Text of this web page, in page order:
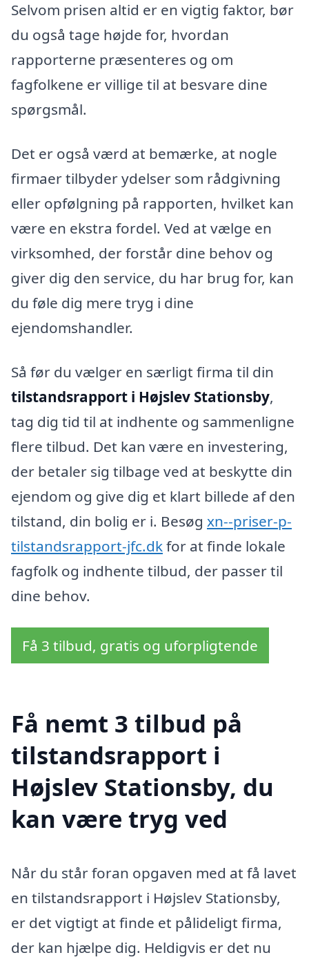
Selvom prisen altid er en vigtig faktor, bør
du også tage højde for, hvordan
rapporterne præsenteres og om
fagfolkene er villige til at besvare dine
spørgsmål.
Det er også værd at bemærke, at nogle
firmaer tilbyder ydelser som rådgivning
eller opfølgning på rapporten, hvilket kan
være en ekstra fordel. Ved at vælge en
virksomhed, der forstår dine behov og
giver dig den service, du har brug for, kan
du føle dig mere tryg i dine
ejendomshandler.
Så før du vælger en særligt firma til din
tilstandsrapport i Højslev Stationsby,
tag dig tid til at indhente og sammenligne
flere tilbud. Det kan være en investering,
der betaler sig tilbage ved at beskytte din
ejendom og give dig et klart billede af den
tilstand, din bolig er i. Besøg xn--priser-p-
tilstandsrapport-jfc.dkfor at finde lokale
fagfolk og indhente tilbud, der passer til
dine behov.
Få 3 tilbud, gratis og uforpligtende
Få nemt 3 tilbud på
tilstandsrapport i
Højslev Stationsby, du
kan være tryg ved
Når du står foran opgaven med at få lavet
en tilstandsrapport i Højslev Stationsby,
er det vigtigt at finde et pålideligt firma,
der kan hjælpe dig. Heldigvis er det nu